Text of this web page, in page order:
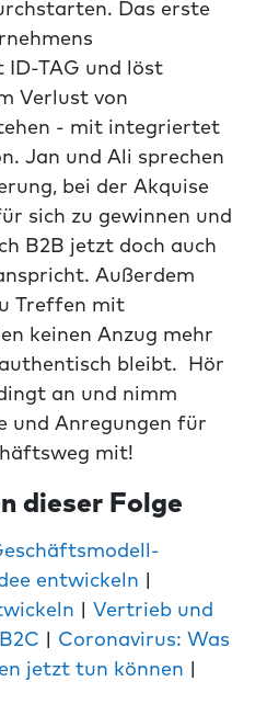
Das erste
ID-TAG und löst
Verlust von
- mit integriertet
Jan und Ali sprechen
bei der Akquise
sich zu gewinnen und
B2B jetzt doch auch
Außerdem
Treffen mit
keinen Anzug mehr
bleibt. Hör
an und nimm
und Anregungen für
mit!
dieser Folge
entwickeln |
| Vertrieb und
| Coronavirus: Was
jetzt tun können |